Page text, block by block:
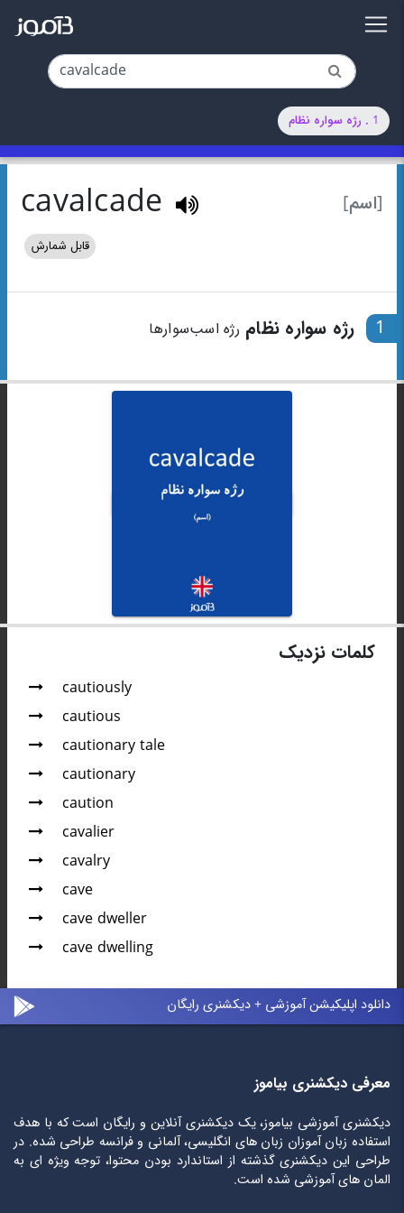
1 . رژه سواره نظام
[اسم] cavalcade
قابل شمارش
1 رژه سواره نظام رژه اسب‌سوارها
کلمات نزدیک
cautiously
cautious
cautionary tale
cautionary
caution
cavalier
cavalry
cave
cave dweller
cave dwelling
دانلود اپلیکیشن آموزشی + دیکشنری رایگان
معرفی دیکشنری بیاموز
دیکشنری آموزشی بیاموز، یک دیکشنری آنلاین و رایگان است که با هدف
استفاده زبان آموزان زبان های انگلیسی، آلمانی و فرانسه طراحی شده. در
طراحی این دیکشنری گذشته از استاندارد بودن محتوا، توجه ویژه ای به
المان های آموزشی شده است.